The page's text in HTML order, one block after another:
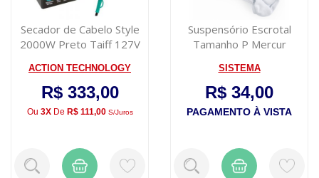
Secador de Cabelo Style
2000W Preto Taiff 127V
ACTION TECHNOLOGY
R$ 333,00
Ou 3XDe R$ 111,00 S/juros
Suspensório Escrotal
Tamanho P Mercur
SISTEMA
R$ 34,00
PAGAMENTO À VISTA